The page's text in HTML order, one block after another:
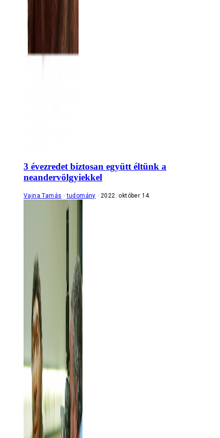
3 évezredet biztosan együtt éltünk a
neandervölgyiekkel
Vajna Tamás tudomány 2022. október 14.